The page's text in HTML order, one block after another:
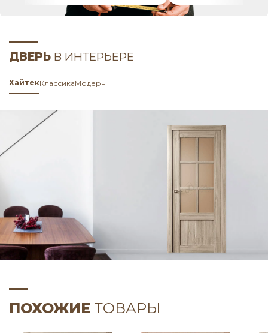
ДВЕРЬ В ИНТЕРЬЕРЕ
ХайтекКлассикаМодерн
ПОХОЖИЕ ТОВАРЫ